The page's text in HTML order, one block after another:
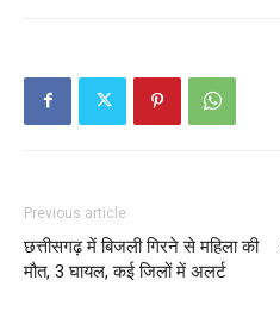
Previous article
छत्तीसगढ़ में बिजली गिरने से महिला की
मौत, 3 घायल, कई जिलों में अलर्ट